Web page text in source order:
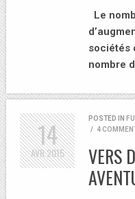
Le
sociétés
nombre
POSTED IN
/ 4
VERS
14
AVR2015